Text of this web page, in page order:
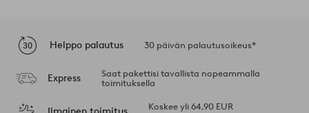
Helppo palautus 30 päivän palautusoikeus*
Express
Saat pakettisi tavallista nopeammalla
toimituksella
Koskee yli 64,90 EUR